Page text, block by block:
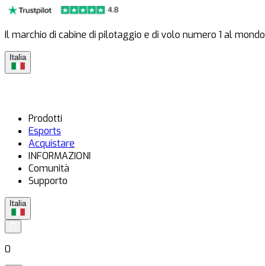
Il marchio di cabine di pilotaggio e di volo numero 1 al mondo
Italia
Prodotti
Esports
Acquistare
INFORMAZIONI
Comunità
Supporto
Italia
0